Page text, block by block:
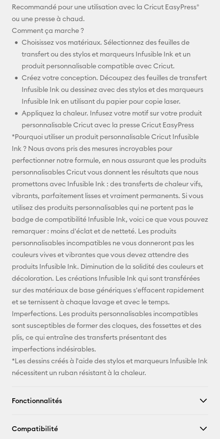
Recommandé pour une utilisation avec la Cricut EasyPress®
ou une presse à chaud.
Comment ça marche ?
Choisissez vos matériaux. Sélectionnez des feuilles de
transfert ou des stylos et marqueurs Infusible Ink et un
produit personnalisable compatible avec Cricut.
Créez votre conception. Découpez des feuilles de transfert
Infusible Ink ou dessinez avec des stylos et des marqueurs
Infusible Ink en utilisant du papier pour copie laser.
Appliquez la chaleur. Infusez votre motif sur votre produit
personnalisable Cricut avec la presse Cricut EasyPress
*Pourquoi utiliser un produit personnalisable Cricut Infusible
Ink ? Nous avons pris des mesures incroyables pour
perfectionner notre formule, en nous assurant que les produits
personnalisables Cricut vous donnent les résultats que nous
promettons avec Infusible Ink : des transferts de chaleur vifs,
vibrants, parfaitement lisses et vraiment permanents. Si vous
utilisez des produits personnalisables qui ne portent pas le
badge de compatibilité Infusible Ink, voici ce que vous pouvez
remarquer : moins d'éclat et de netteté. Les produits
personnalisables incompatibles ne vous donneront pas les
couleurs vives et vibrantes que vous devez attendre des
produits Infusible Ink. Diminution de la solidité des couleurs et
décoloration. Les créations Infusible Ink qui sont transférées
sur des matériaux de base génériques s'effacent rapidement
et se ternissent à chaque lavage et avec le temps.
Imperfections. Les produits personnalisables incompatibles
sont susceptibles de former des cloques, des fossettes et des
plis, ce qui entraîne des transferts présentant des
imperfections indésirables.
*Les dessins créés à l'aide des stylos et marqueurs Infusible Ink
nécessitent un ruban résistant à la chaleur.
Fonctionnalités
Compatibilité